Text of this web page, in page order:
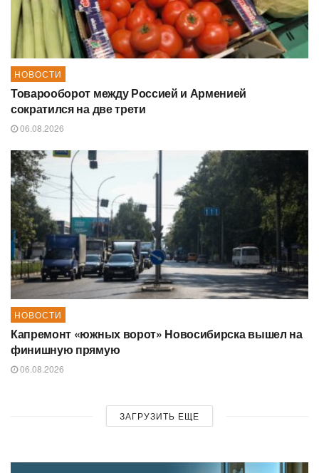
НОВОСТИ
Товарооборот между Россией и Арменией
сократился на две трети
06.08.2026
НОВОСТИ
Капремонт «южных ворот» Новосибирска вышел на
финишную прямую
06.08.2026
ЗАГРУЗИТЬ ЕЩЕ